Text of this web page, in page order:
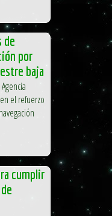
de
por
baja
el refuerzo
cumplir